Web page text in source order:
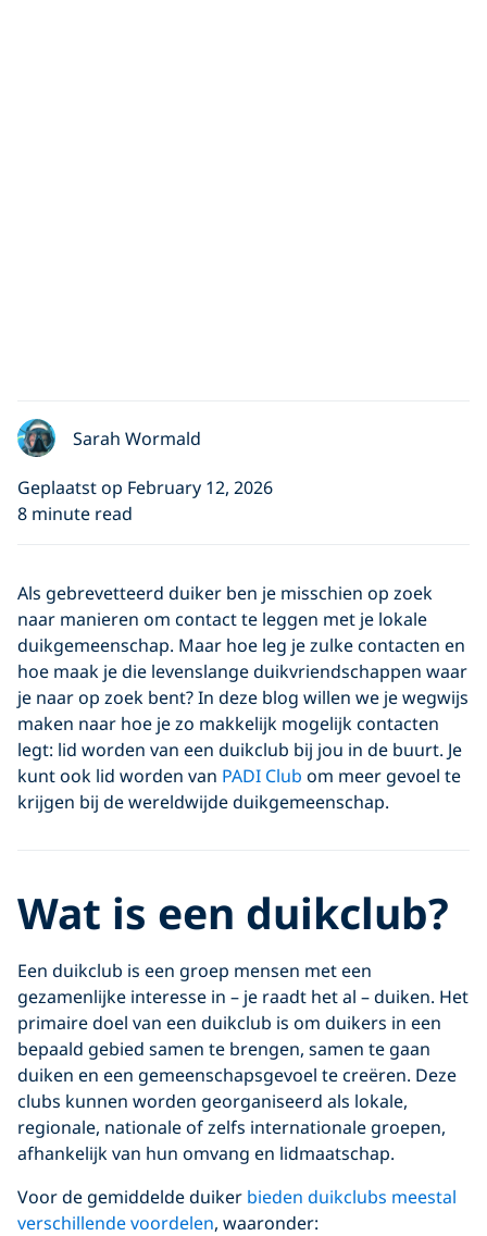
Sarah Wormald
Geplaatst op February 12, 2026
8 minute read
Als gebrevetteerd duiker ben je misschien op zoek
naar manieren om contact te leggen met je lokale
duikgemeenschap. Maar hoe leg je zulke contacten en
hoe maak je die levenslange duikvriendschappen waar
je naar op zoek bent? In deze blog willen we je wegwijs
maken naar hoe je zo makkelijk mogelijk contacten
legt: lid worden van een duikclub bij jou in de buurt. Je
kunt ook lid worden van PADI Club om meer gevoel te
krijgen bij de wereldwijde duikgemeenschap.
Wat is een duikclub?
Een duikclub is een groep mensen met een
gezamenlijke interesse in – je raadt het al – duiken. Het
primaire doel van een duikclub is om duikers in een
bepaald gebied samen te brengen, samen te gaan
duiken en een gemeenschapsgevoel te creëren. Deze
clubs kunnen worden georganiseerd als lokale,
regionale, nationale of zelfs internationale groepen,
afhankelijk van hun omvang en lidmaatschap.
Voor de gemiddelde duiker bieden duikclubs meestal
verschillende voordelen, waaronder: